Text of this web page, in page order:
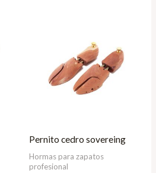
Pernito cedro sovereing
Hormas para zapatos
profesional